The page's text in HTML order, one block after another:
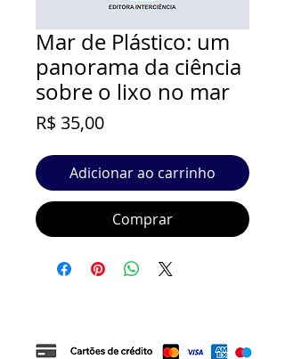
Mar de Plástico: um
panorama da ciência
sobre o lixo no mar
R$ 35,00Preço
Adicionar ao carrinho
Comprar